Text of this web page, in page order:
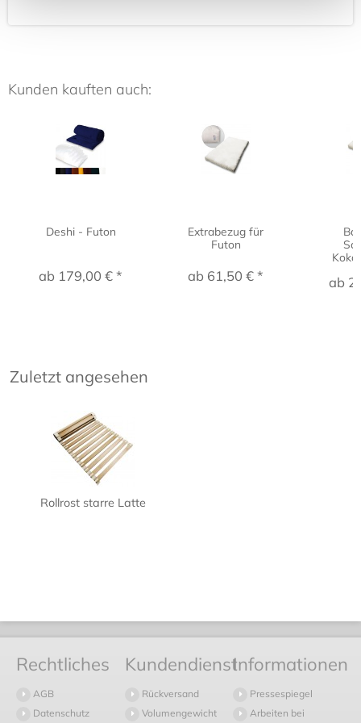
Kunden kauften auch:
Deshi - Futon
ab 179,00 € *
Extrabezug für
Futon
ab 61,50 € * ab
Zuletzt angesehen
Rollrost starre Latte
Rechtliches
AGB
Datenschutz
Kundendienst
Rückversand
Volumengewicht
Informationen
Pressespiegel
Arbeiten bei